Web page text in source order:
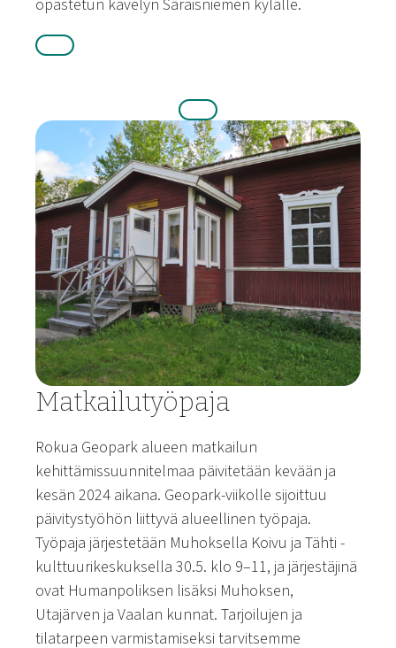
opastetun kävelyn Säräisniemen kylälle.
Matkailutyöpaja
Rokua Geopark alueen matkailun
kehittämissuunnitelmaa päivitetään kevään ja
kesän 2024 aikana. Geopark-viikolle sijoittuu
päivitystyöhön liittyvä alueellinen työpaja.
Työpaja järjestetään Muhoksella Koivu ja Tähti -
kulttuurikeskuksella 30.5. klo 9–11, ja järjestäjinä
ovat Humanpoliksen lisäksi Muhoksen,
Utajärven ja Vaalan kunnat. Tarjoilujen ja
tilatarpeen varmistamiseksi tarvitsemme